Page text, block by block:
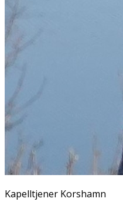
Kapelltjener Korshamn